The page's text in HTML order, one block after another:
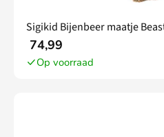
Sigikid Bijenbeer maatje
74,99
Op voorraad